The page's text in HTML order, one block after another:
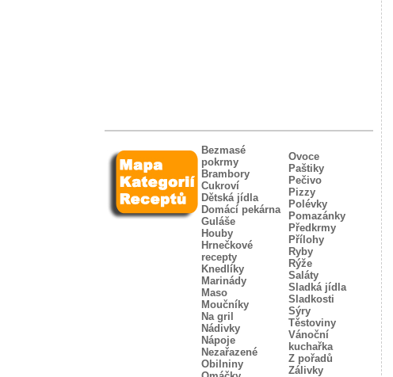
Bezmasé
pokrmy
Brambory
Cukroví
Dětská jídla
Domácí pekárna
Guláše
Houby
Hrnečkové
recepty
Knedlíky
Marinády
Maso
Moučníky
Na gril
Nádivky
Nápoje
Nezařazené
Obilniny
Ovoce
Paštiky
Pečivo
Pizzy
Polévky
Pomazánky
Předkrmy
Přílohy
Ryby
Rýže
Saláty
Sladká jídla
Sladkosti
Sýry
Těstoviny
Vánoční
kuchařka
Z pořadů
Zálivky